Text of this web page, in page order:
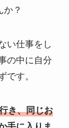
？
い仕事をし
の中に自分
です。
き、同じお